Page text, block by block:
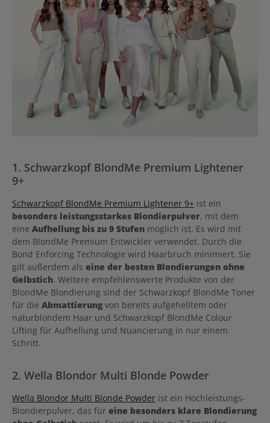
1. Schwarzkopf BlondMe Premium Lightener
9+
Schwarzkopf BlondMe Premium Lightener 9+ ist ein
besonders leistungsstarkes Blondierpulver, mit dem
eine Aufhellung bis zu 9 Stufen möglich ist. Es wird mit
dem BlondMe Premium Entwickler verwendet. Durch die
Bond Enforcing Technologie wird Haarbruch minimiert. Sie
gilt außerdem als eine der besten Blondierungen ohne
Gelbstich. Weitere empfehlenswerte Produkte von der
BlondMe Blondierung sind der Schwarzkopf BlondMe Toner
für die Abmattierung von bereits aufgehelltem oder
naturblondem Haar und Schwarzkopf BlondMe Colour
Lifting für Aufhellung und Nuancierung in nur einem
Schritt.
2. Wella Blondor Multi Blonde Powder
Wella Blondor Multi Blonde Powder ist ein Hochleistungs-
Blondierpulver, das für eine besonders klare Blondierung